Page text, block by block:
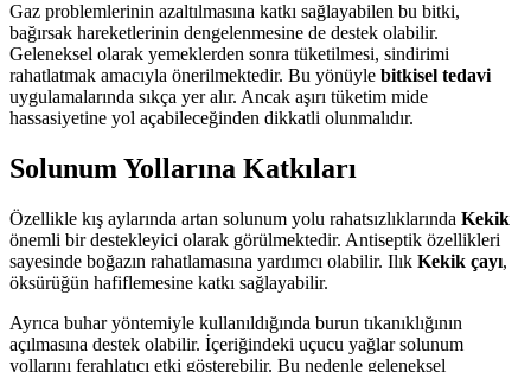
Gaz problemlerinin azaltılmasına katkı sağlayabilen bu bitki,
bağırsak hareketlerinin dengelenmesine de destek olabilir.
Geleneksel olarak yemeklerden sonra tüketilmesi, sindirimi
rahatlatmak amacıyla önerilmektedir. Bu yönüyle bitkisel tedavi
uygulamalarında sıkça yer alır. Ancak aşırı tüketim mide
hassasiyetine yol açabileceğinden dikkatli olunmalıdır.
Solunum Yollarına Katkıları
Özellikle kış aylarında artan solunum yolu rahatsızlıklarında Kekik
önemli bir destekleyici olarak görülmektedir. Antiseptik özellikleri
sayesinde boğazın rahatlamasına yardımcı olabilir. Ilık Kekik çayı,
öksürüğün hafiflemesine katkı sağlayabilir.
Ayrıca buhar yöntemiyle kullanıldığında burun tıkanıklığının
açılmasına destek olabilir. İçeriğindeki uçucu yağlar solunum
yollarını ferahlatıcı etki gösterebilir. Bu nedenle geleneksel